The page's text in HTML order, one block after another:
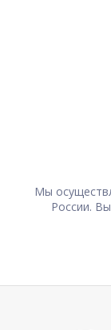
Мы
России.